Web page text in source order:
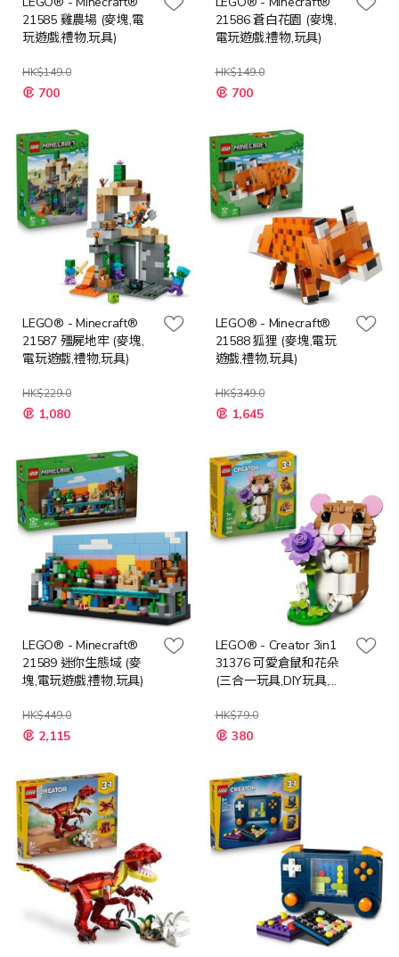
21585 雞農場 (麥塊,電
玩遊戲,禮物,玩具)
HK$149.0
特
殊 700
21586 蒼白花園 (麥塊,
電玩遊戲,禮物,玩具)
HK$149.0
特
殊 700
LEGO® - Minecraft®
21587 殭屍地牢 (麥塊,
電玩遊戲,禮物,玩具)
HK$229.0
特
殊 1,080
LEGO® - Minecraft®
21588 狐狸 (麥塊,電玩
遊戲,禮物,玩具)
HK$349.0
特
殊 1,645
LEGO® - Minecraft®
21589 迷你生態域 (麥
塊,電玩遊戲,禮物,玩具)
HK$449.0
特
殊 2,115
LEGO® - Creator 3in1
31376 可愛倉鼠和花朵
(三合一玩具,DIY玩具,兒
HK$79.0
特
殊 380